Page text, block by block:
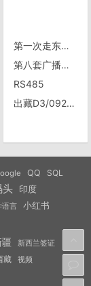
第一次走东纵快速路
第八套广播体操图例及乐曲下载
RS485
出藏D3/0926, 泽当——雍布拉康——泽当——曲松
QQ SQL
头 印度
语言 小红书
疆 新西兰签证
藏 视频